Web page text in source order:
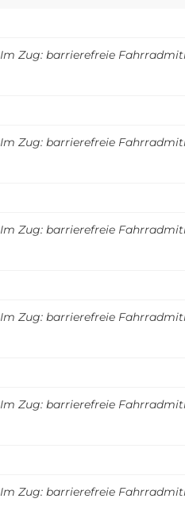
Im Zug: barrierefreie
Im Zug: barrierefreie
Im Zug: barrierefreie
Im Zug: barrierefreie
Im Zug: barrierefreie
Im Zug: barrierefreie